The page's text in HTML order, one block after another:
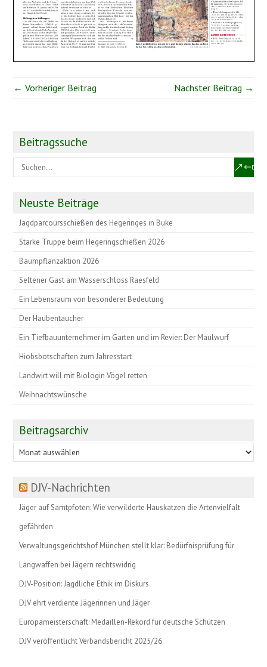
← Vorheriger Beitrag Nächster Beitrag →
Beitragssuche
Neuste Beiträge
Jagdparcoursschießen des Hegeringes in Buke
Starke Truppe beim Hegeringschießen 2026
Baumpflanzaktion 2026
Seltener Gast am Wasserschloss Raesfeld
Ein Lebensraum von besonderer Bedeutung
Der Haubentaucher
Ein Tiefbauunternehmer im Garten und im Revier: Der Maulwurf
Hiobsbotschaften zum Jahresstart
Landwirt will mit Biologin Vögel retten
Weihnachtswünsche
Beitragsarchiv
Beitragsarchiv
DJV-Nachrichten
Jäger auf Samtpfoten: Wie verwilderte Hauskatzen die Artenvielfalt
gefährden
Verwaltungsgerichtshof München stellt klar: Bedürfnisprüfung für
Langwaffen bei Jägern rechtswidrig
DJV-Position: Jagdliche Ethik im Diskurs
DJV ehrt verdiente Jägerinnen und Jäger
Europameisterschaft: Medaillen-Rekord für deutsche Schützen
DJV veröffentlicht Verbandsbericht 2025/26